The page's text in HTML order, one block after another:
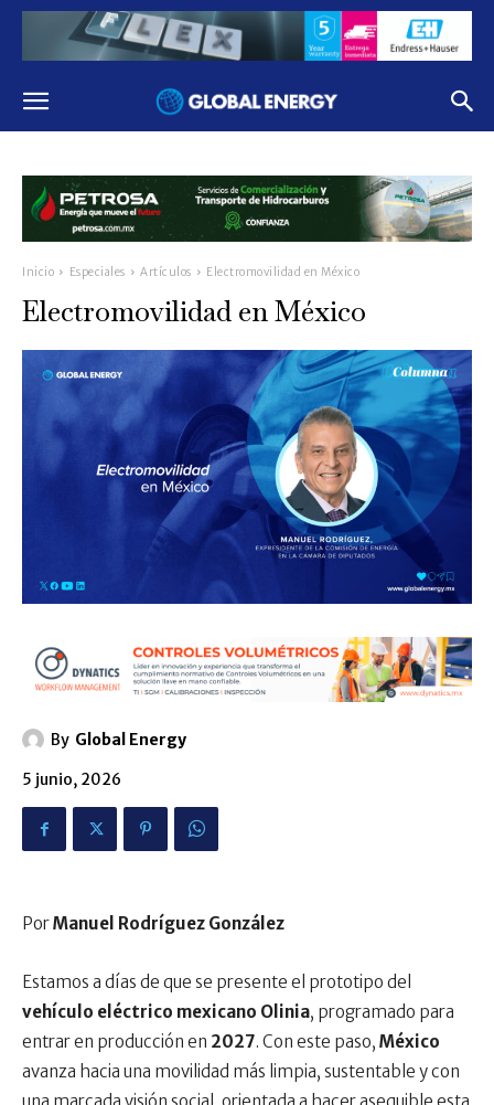
Inicio Especiales Artículos Electromovilidad en México
Electromovilidad en México
By Global Energy
5 junio, 2026
PorManuel Rodríguez González
Estamos a días de que se presente el prototipo del
vehículo eléctrico mexicano Olinia, programado para
entrar en producción en 2027. Con este paso, México
avanza hacia una movilidad más limpia, sustentable y con